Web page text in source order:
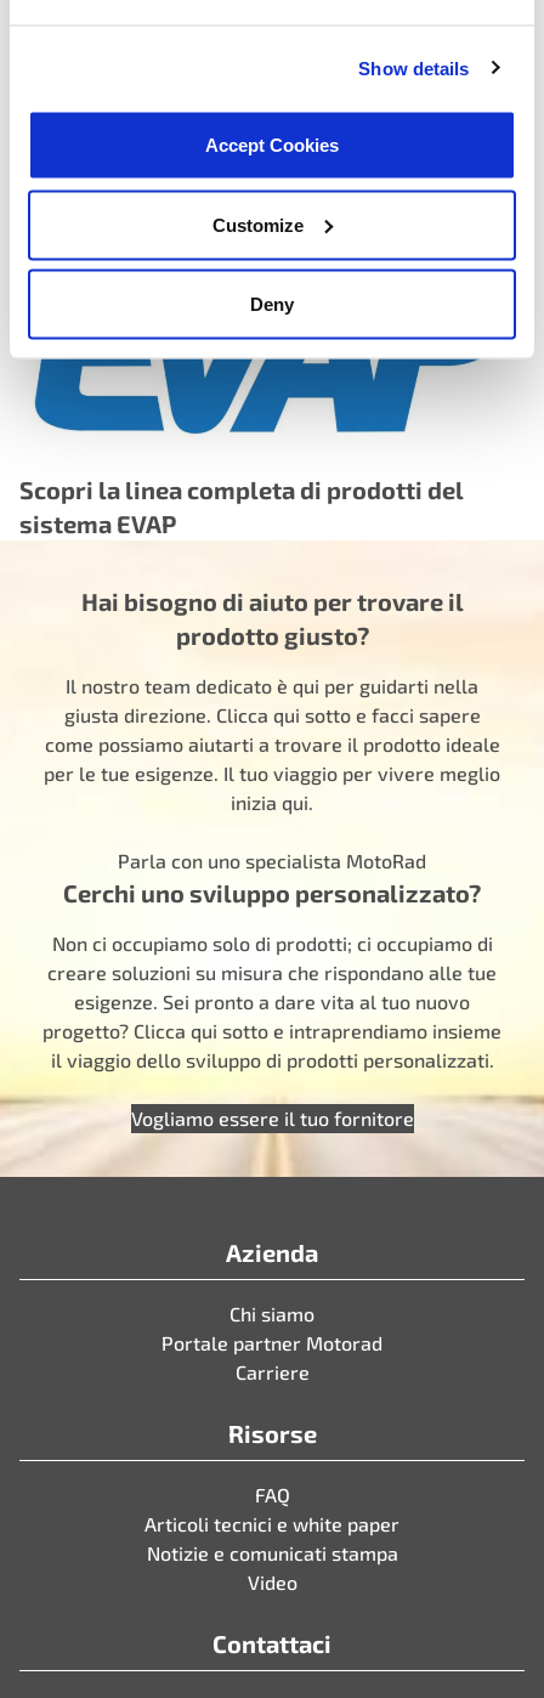
Show details
Accept Cookies
Customize
Deny
every unit to hit precise pressure threshold required to
and diaphragm assembly validated to exceed original
equipment durability expectations, reducing the risk of
Scopri la linea completa di prodotti del
sistema EVAP
Hai bisogno di aiuto per trovare il
prodotto giusto?
Il nostro team dedicato è qui per guidarti nella
giusta direzione. Clicca qui sotto e facci sapere
come possiamo aiutarti a trovare il prodotto ideale
per le tue esigenze. Il tuo viaggio per vivere meglio
inizia qui.
Parla con uno specialista MotoRad
Cerchi uno sviluppo personalizzato?
Non ci occupiamo solo di prodotti; ci occupiamo di
creare soluzioni su misura che rispondano alle tue
esigenze. Sei pronto a dare vita al tuo nuovo
progetto? Clicca qui sotto e intraprendiamo insieme
il viaggio dello sviluppo di prodotti personalizzati.
Vogliamo essere il tuo fornitore
Azienda
Chi siamo
Portale partner Motorad
Carriere
Risorse
FAQ
Articoli tecnici e white paper
Notizie e comunicati stampa
Video
Contattaci